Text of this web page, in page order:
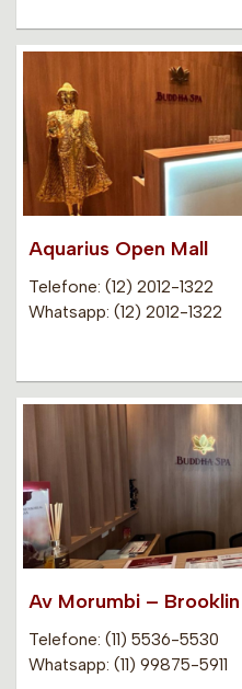
Aquarius Open Mall
Telefone: (12) 2012-1322
Whatsapp: (12) 2012-1322
Av Morumbi – Brooklin
Telefone: (11) 5536-5530
Whatsapp: (11) 99875-5911